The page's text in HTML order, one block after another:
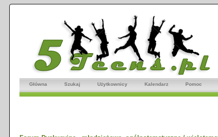
Główna Szukaj Użytkownicy Kalendarz Pomoc